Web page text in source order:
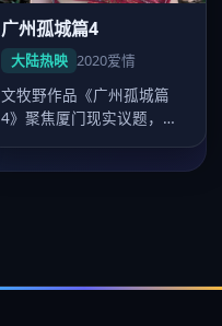
广州孤城篇4
大陆热映 2020爱情
文牧野作品《广州孤城篇
4》聚焦厦门现实议题，爱